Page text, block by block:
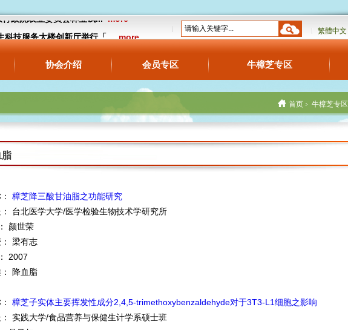
行政院农业委员会林业试...more
科技服务大楼创新厅举行「... more
繁體中文
协会介绍 会员专区 牛樟芝专区
首页 牛樟芝专区
脂
樟芝降三酸甘油脂之功能研究
北医学大学/医学检验生物技术学研究所
颜世荣
梁有志
2007
降血脂
樟芝子实体主要挥发性成分2,4,5-trimethoxybenzaldehyde对于3T3-L1细胞之影响
践大学/食品营养与保健生计学系硕士班